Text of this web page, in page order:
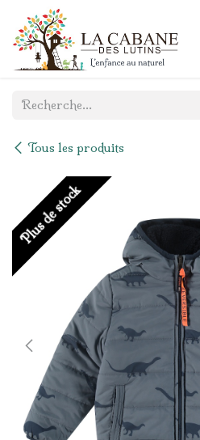
Se rendre au contenu
Tous les produits
Plus de stock